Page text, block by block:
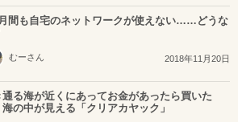
間も自宅のネットワークが使えない……どうな
むーさん 2018年11月20日
通る海が近くにあってお金があったら買いた
海の中が見える「クリアカヤック」